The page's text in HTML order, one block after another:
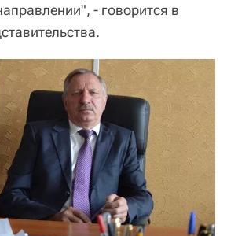
- говорится в